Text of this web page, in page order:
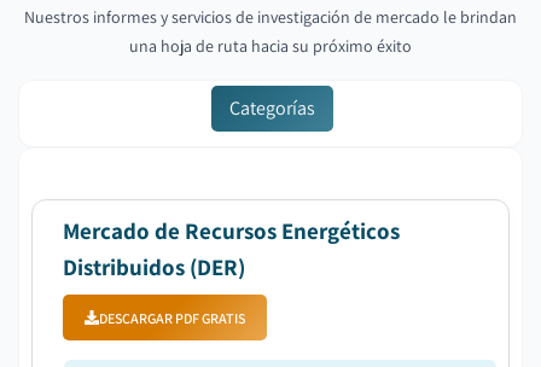
Nuestros informes y servicios de investigación de mercado le brindan
una hoja de ruta hacia su próximo éxito
Categorías
Mercado de Recursos Energéticos
Distribuidos (DER)
DESCARGAR PDF GRATIS